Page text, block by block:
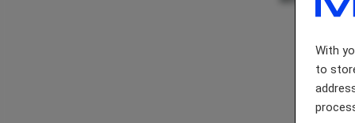
With
to